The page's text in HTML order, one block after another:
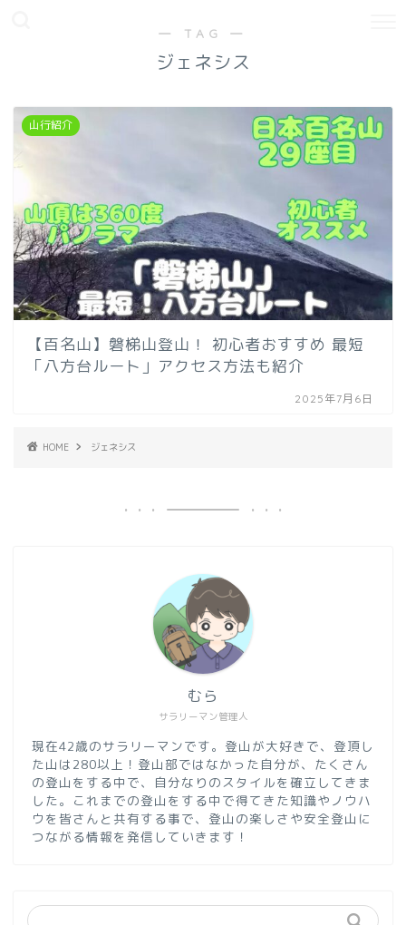
― TAG ―
ジェネシス
山行紹介
【百名山】磐梯山登山！ 初心者おすすめ 最短
「八方台ルート」アクセス方法も紹介
2025年7月6日
HOME ジェネシス
サラリーマン管理人
むら
現在42歳のサラリーマンです。登山が大好きで、登頂し
た山は280以上！登山部ではなかった自分が、たくさん
の登山をする中で、自分なりのスタイルを確立してきま
した。これまでの登山をする中で得てきた知識やノウハ
ウを皆さんと共有する事で、登山の楽しさや安全登山に
つながる情報を発信していきます！